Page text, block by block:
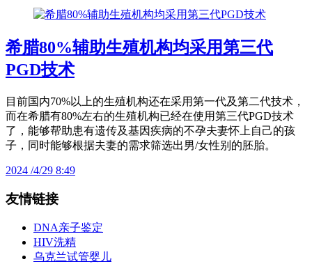
希腊80%辅助生殖机构均采用第三代
PGD技术
目前国内70%以上的生殖机构还在采用第一代及第二代技术，
而在希腊有80%左右的生殖机构已经在使用第三代PGD技术
了，能够帮助患有遗传及基因疾病的不孕夫妻怀上自己的孩
子，同时能够根据夫妻的需求筛选出男/女性别的胚胎。
2024 /4/29 8:49
友情链接
DNA亲子鉴定
HIV洗精
乌克兰试管婴儿